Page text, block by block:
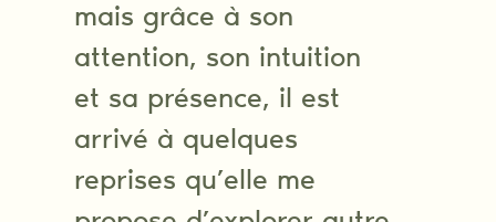
mais grâce à son
attention, son intuition
et sa présence, il est
arrivé à quelques
reprises qu’elle me